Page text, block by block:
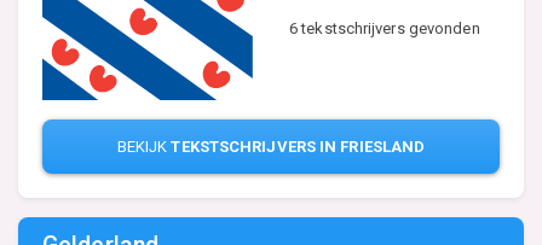
6 tekstschrijvers gevonden
BEKIJKTEKSTSCHRIJVERS IN FRIESLAND